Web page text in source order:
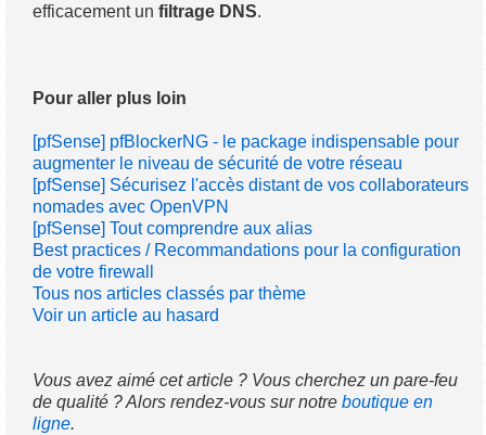
efficacement unfiltrage DNS.
Pour aller plus loin
[pfSense] pfBlockerNG - le package indispensable pour
augmenter le niveau de sécurité de votre réseau
[pfSense] Sécurisez l'accès distant de vos collaborateurs
nomades avec OpenVPN
[pfSense] Tout comprendre aux alias
Best practices / Recommandations pour la configuration
de votre firewall
Tous nos articles classés par thème
Voir un article au hasard
Vous avez aimé cet article ? Vous cherchez un pare-feu
de qualité ? Alors rendez-vous sur notreboutique en
ligne.